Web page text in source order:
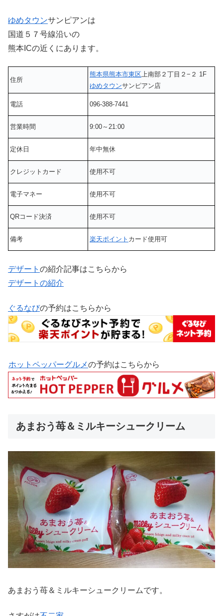
ゆめタウンサンピアンは
国道５７号線沿いの
熊本ICの近くにあります。
住所
熊本県熊本市東区上南部２丁目２−２ 1F
ゆめタウンサンピアン店
電話 096-388-7441
営業時間 9:00～21:00
定休日 年中無休
クレジットカード 使用不可
電子マネー 使用不可
QRコード決済 使用不可
備考 楽天ポイント カード使用可
デザート の紹介記事はこちらから
デザートの紹介
ぐるなびの予約はこちらから
ホットペッパーグルメの予約はこちらから
あまおう苺＆ミルキーシュークリーム
あまおう苺＆ミルキーシュークリームです。